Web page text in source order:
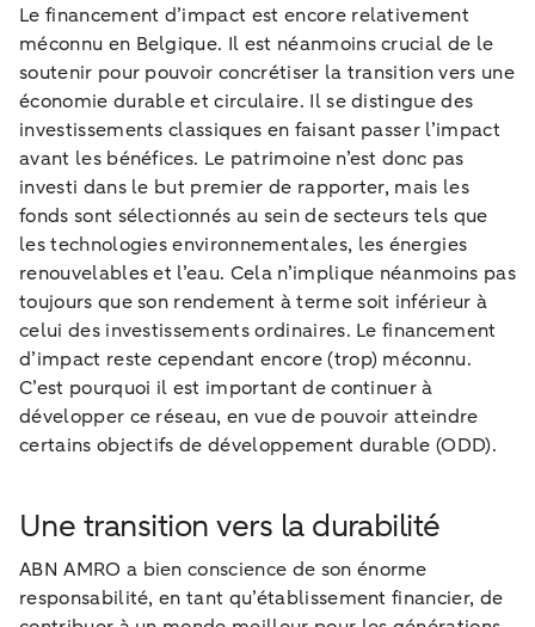
Le financement d’impact est encore relativement
méconnu en Belgique. Il est néanmoins crucial de le
soutenir pour pouvoir concrétiser la transition vers une
économie durable et circulaire. Il se distingue des
investissements classiques en faisant passer l’impact
avant les bénéfices. Le patrimoine n’est donc pas
investi dans le but premier de rapporter, mais les
fonds sont sélectionnés au sein de secteurs tels que
les technologies environnementales, les énergies
renouvelables et l’eau. Cela n’implique néanmoins pas
toujours que son rendement à terme soit inférieur à
celui des investissements ordinaires. Le financement
d’impact reste cependant encore (trop) méconnu.
C’est pourquoi il est important de continuer à
développer ce réseau, en vue de pouvoir atteindre
certains objectifs de développement durable (ODD).
Une transition vers la durabilité
ABN AMRO a bien conscience de son énorme
responsabilité, en tant qu’établissement financier, de